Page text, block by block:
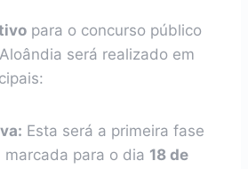
para o concurso público
será realizado em
Esta será a primeira fase
marcada para o dia 18 de